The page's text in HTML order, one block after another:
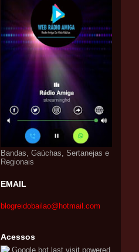
Bandas, Gaúchas, Sertanejas e
Regionais
EMAIL
blogreidobailao@hotmail.com
Acessos